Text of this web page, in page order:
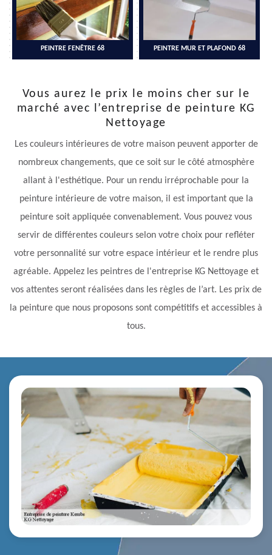
PEINTRE FENÊTRE 68 PEINTRE MUR ET PLAFOND 68
Vous aurez le prix le moins cher sur le
marché avec l’entreprise de peinture KG
Nettoyage
Les couleurs intérieures de votre maison peuvent apporter de
nombreux changements, que ce soit sur le côté atmosphère
allant à l'esthétique. Pour un rendu irréprochable pour la
peinture intérieure de votre maison, il est important que la
peinture soit appliquée convenablement. Vous pouvez vous
servir de différentes couleurs selon votre choix pour refléter
votre personnalité sur votre espace intérieur et le rendre plus
agréable. Appelez les peintres de l'entreprise KG Nettoyage et
vos attentes seront réalisées dans les règles de l’art. Les prix de
la peinture que nous proposons sont compétitifs et accessibles à
tous.